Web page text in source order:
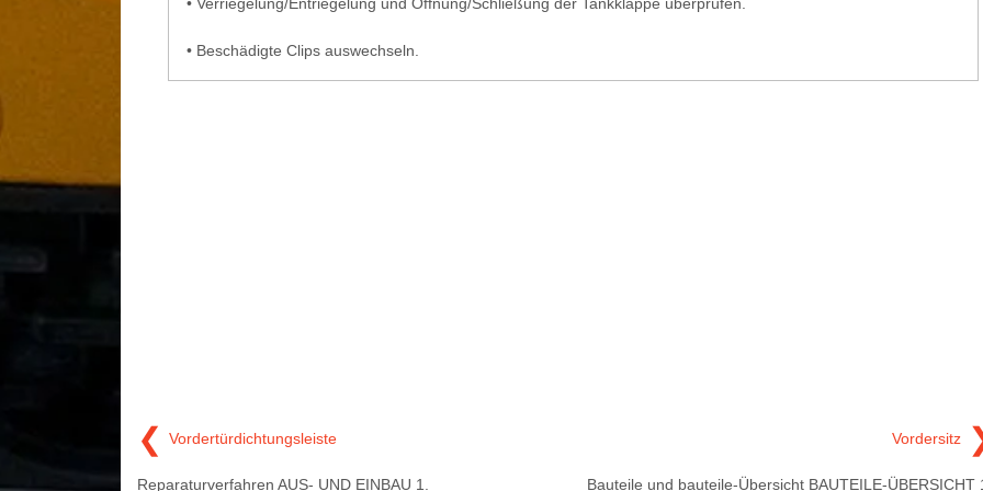
• Beschädigte Clips auswechseln.
❮ Vordertürdichtungsleiste
Reparaturverfahren AUS- UND EINBAU 1.
Vordersitz
Bauteile und bauteile-Übersicht BAUTEILE-ÜBERSICHT